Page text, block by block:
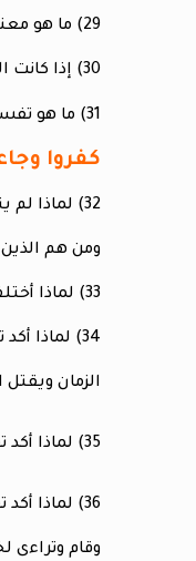
29) ما هو معنى الروح القدس ؟ ولماذا القرآن يخص المسيح بالروح القدس في سورة البقرة الآيات 87 و253 ؟
30) إذا كانت التوبة في نظر المسلمين هي كافية للمسلم لتغفر له الآثام والمعاصي ؟ لماذا عندما تاب آدم لم يدخله الله جنة عدن مرة أخرى؟
31) ما هو تفسير
كفروا
32) لماذا لم ينفي القرآن موت المسيح قبل ارتفاعه ؟ وما هو معنى كلمة متوفيك ؟
ومن هم
33) لماذا أختلف علماء المسلمين في تفسير كلمة متوفيك وانقسموا الى فريقين ؟
34) لماذا أكد تفسير السنوي في الجزء الأول أن المسيح مات حقا و سيحيى في آخر
الزمان ويقتل
35) لماذا أكد تفسير ابن كثير أن المسيح مات ثلاثة أيام ثم رفعه الله ؟
36) لماذا أكد تفسير أخوان الصفا الجزء الثالث صفحة 3 أن المسيح صلب ومات
وقام وتراءى